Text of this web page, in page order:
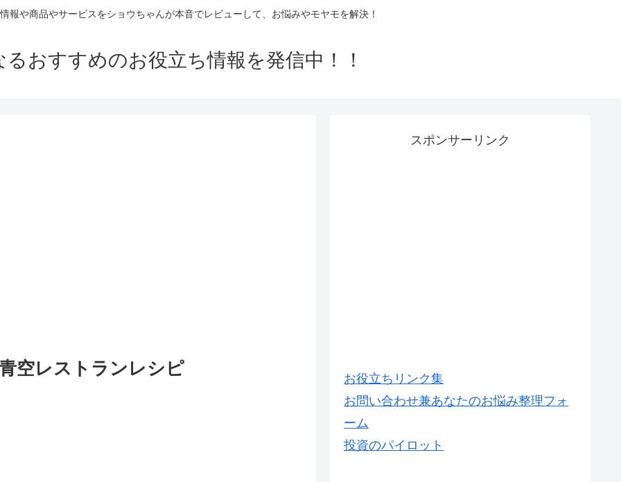
報や商品やサービスをショウちゃんが本音でレビューして、お悩みやモヤモを解決！
るおすすめのお役立ち情報を発信中！！
空レストランレシピ
スポンサーリンク
お役立ちリンク集
お問い合わせ兼あなたのお悩み整理フォ
ーム
投資のパイロット